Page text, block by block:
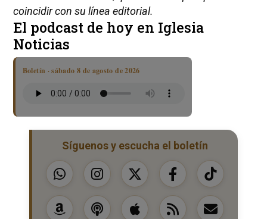
coincidir con su línea editorial.
El podcast de hoy en Iglesia
Noticias
Boletín · sábado 8 de agosto de 2026
Síguenos y escucha el boletín